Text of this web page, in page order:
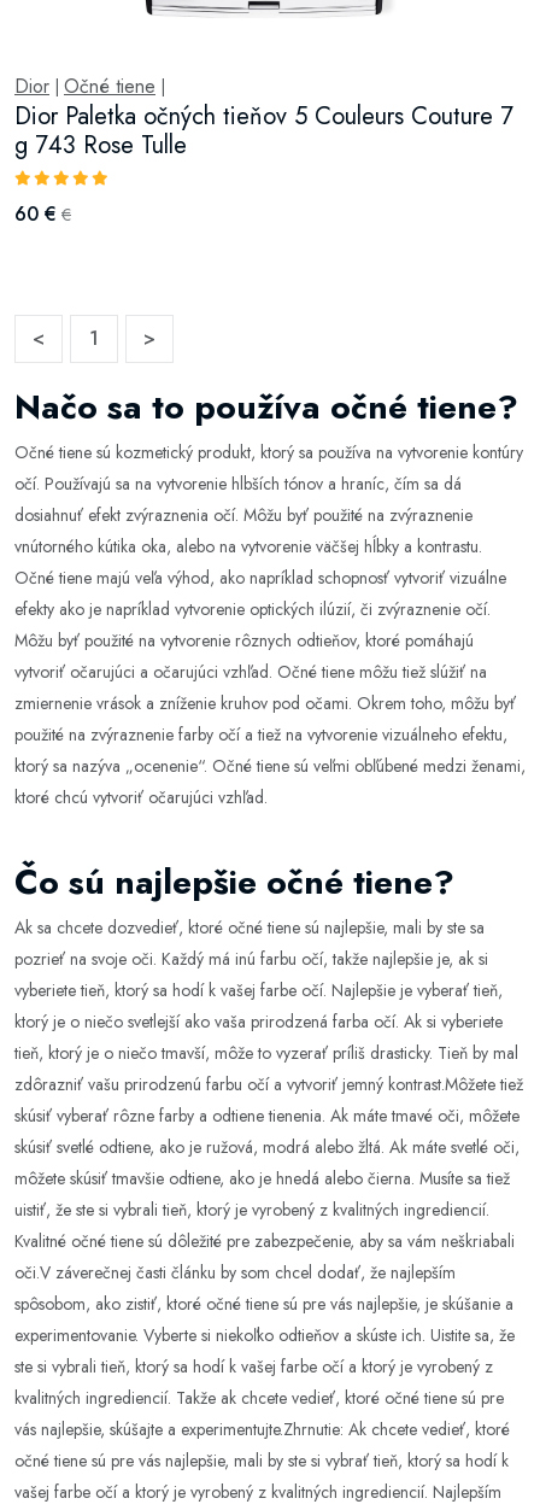
Dior Očné tiene
Dior Paletka očných tieňov 5 Couleurs Couture 7
g 743 Rose Tulle
60 € €
< 1 >
Načo sa to používa očné tiene?
Očné tiene sú kozmetický produkt, ktorý sa používa na vytvorenie kontúry
očí. Používajú sa na vytvorenie hlbších tónov a hraníc, čím sa dá
dosiahnuť efekt zvýraznenia očí. Môžu byť použité na zvýraznenie
vnútorného kútika oka, alebo na vytvorenie väčšej hĺbky a kontrastu.
Očné tiene majú veľa výhod, ako napríklad schopnosť vytvoriť vizuálne
efekty ako je napríklad vytvorenie optických ilúzií, či zvýraznenie očí.
Môžu byť použité na vytvorenie rôznych odtieňov, ktoré pomáhajú
vytvoriť očarujúci a očarujúci vzhľad. Očné tiene môžu tiež slúžiť na
zmiernenie vrások a zníženie kruhov pod očami. Okrem toho, môžu byť
použité na zvýraznenie farby očí a tiež na vytvorenie vizuálneho efektu,
ktorý sa nazýva „ocenenie“. Očné tiene sú veľmi obľúbené medzi ženami,
ktoré chcú vytvoriť očarujúci vzhľad.
Čo sú najlepšie očné tiene?
Ak sa chcete dozvedieť, ktoré očné tiene sú najlepšie, mali by ste sa
pozrieť na svoje oči. Každý má inú farbu očí, takže najlepšie je, ak si
vyberiete tieň, ktorý sa hodí k vašej farbe očí. Najlepšie je vyberať tieň,
ktorý je o niečo svetlejší ako vaša prirodzená farba očí. Ak si vyberiete
tieň, ktorý je o niečo tmavší, môže to vyzerať príliš drasticky. Tieň by mal
zdôrazniť vašu prirodzenú farbu očí a vytvoriť jemný kontrast.Môžete tiež
skúsiť vyberať rôzne farby a odtiene tienenia. Ak máte tmavé oči, môžete
skúsiť svetlé odtiene, ako je ružová, modrá alebo žltá. Ak máte svetlé oči,
môžete skúsiť tmavšie odtiene, ako je hnedá alebo čierna. Musíte sa tiež
uistiť, že ste si vybrali tieň, ktorý je vyrobený z kvalitných ingrediencií.
Kvalitné očné tiene sú dôležité pre zabezpečenie, aby sa vám neškriabali
oči.V záverečnej časti článku by som chcel dodať, že najlepším
spôsobom, ako zistiť, ktoré očné tiene sú pre vás najlepšie, je skúšanie a
experimentovanie. Vyberte si niekoľko odtieňov a skúste ich. Uistite sa, že
ste si vybrali tieň, ktorý sa hodí k vašej farbe očí a ktorý je vyrobený z
kvalitných ingrediencií. Takže ak chcete vedieť, ktoré očné tiene sú pre
vás najlepšie, skúšajte a experimentujte.Zhrnutie: Ak chcete vedieť, ktoré
očné tiene sú pre vás najlepšie, mali by ste si vybrať tieň, ktorý sa hodí k
vašej farbe očí a ktorý je vyrobený z kvalitných ingrediencií. Najlepším